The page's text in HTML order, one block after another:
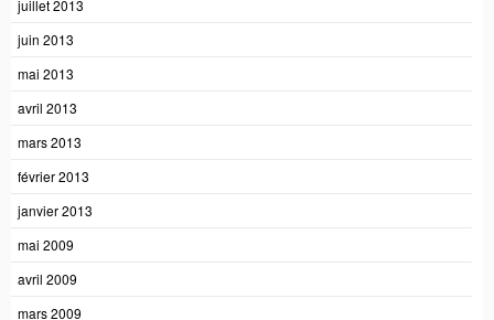
juillet 2013
juin 2013
mai 2013
avril 2013
mars 2013
février 2013
janvier 2013
mai 2009
avril 2009
mars 2009